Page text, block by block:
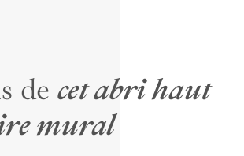
decet abri haut
mural